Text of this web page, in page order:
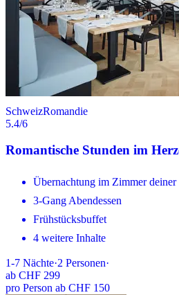
SchweizRomandie
5.4/6
Romantische Stunden im
Übernachtung im Zimmer deiner
3-Gang Abendessen
Frühstücksbuffet
4 weitere Inhalte
1-7 Nächte·2 Personen·
ab CHF 299
pro Person ab CHF 150